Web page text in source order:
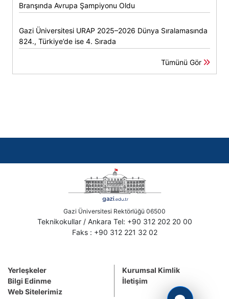
Branşında Avrupa Şampiyonu Oldu
Gazi Üniversitesi URAP 2025–2026 Dünya Sıralamasında
824., Türkiye’de ise 4. Sırada
Tümünü Gör
Gazi Üniversitesi Rektörlüğü 06500
Teknikokullar / Ankara Tel: +90 312 202 20 00
Faks : +90 312 221 32 02
Yerleşkeler
Bilgi Edinme
Web Sitelerimiz
Kurumsal Kimlik
İletişim